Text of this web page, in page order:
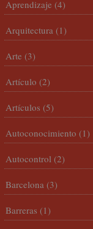
Aprendizaje (4)
Arquitectura (1)
Arte (3)
Artículo (2)
Artículos (5)
Autoconocimiento (1)
Autocontrol (2)
Barcelona (3)
Barreras (1)